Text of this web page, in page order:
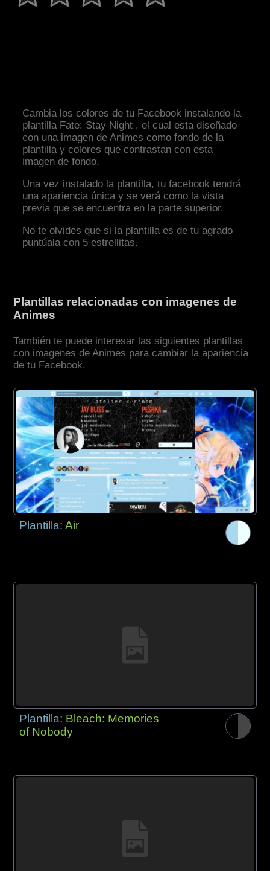
Cambia los colores de tu Facebook instalando la
plantilla Fate: Stay Night , el cual esta diseñado
con una imagen de Animes como fondo de la
plantilla y colores que contrastan con esta
imagen de fondo.
Una vez instalado la plantilla, tu facebook tendrá
una apariencia única y se verá como la vista
previa que se encuentra en la parte superior.
No te olvides que si la plantilla es de tu agrado
puntúala con 5 estrellitas.
Plantillas relacionadas con imagenes de
Animes
También te puede interesar las siguientes plantillas
con imagenes de Animes para cambiar la apariencia
de tu Facebook.
Plantilla:Air
Plantilla: Bleach: Memories
of Nobody